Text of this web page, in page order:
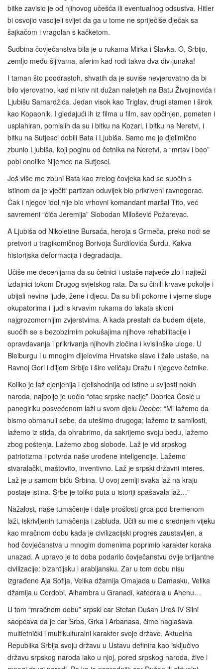
bitke zavisio je od njihovog učešća ili eventualnog odsustva. Hitler
bi osvojio vascijeli svijet da ga u tome ne spriječiše dječak sa
šajkačom i vragolan s kačketom.
Sudbina čovječanstva bila je u rukama Mirka i Slavka. O, Srbijo,
zemljo među šljivama, aferim kad rodi takva dva div-junaka!
I taman što poodrastoh, shvatih da je suviše nevjerovatno da bi
bilo vjerovatno, kad ni kriv nit dužan naletjeh na Batu Živojinovića i
Ljubišu Samardžića. Jedan visok kao Triglav, drugi stamen i širok
kao Kopaonik. I gledajući ih iz filma u film, sav opčinjen, pometen i
usplahiran, pomislih da su i bitku na Kozari, i bitku na Neretvi, i
bitku na Sutjesci dobili Bata i Ljubiša. Samo me je djelimično
zbunio Ljubiša, koji poginu od četnika na Neretvi, a “mrtav i beo”
pobi onolike Nijemce na Sutjesci.
Još više me zbuni Bata kao zrelog čovjeka kad se suočih s
istinom da je vječiti partizan oduvijek bio prikriveni ravnogorac.
Čak i njegov idol nije bio vrhovni komandant maršal Tito, već
savremeni “čiča Jeremija” Slobodan Milošević Požarevac.
A Ljubiša od Nikoletine Bursaća, heroja s Grmeča, preko noći se
pretvori u tragikomičnog Borivoja Šurdilovića Šurdu. Kakva
historijska deformacija i degradacija.
Učiše me decenijama da su četnici i ustaše najveće zlo i najteži
izdajnici tokom Drugog svjetskog rata. Da su činili krvave pokolje i
ubijali nevine ljude, žene i djecu. Da su bili pokorne i vjerne sluge
okupatorima i ljudi s krvavim rukama do lakata skloni
najgrozomornijim zvjerstvima. A kada prestah da budem dijete,
suočih se s bezobzirnim pokušajima njihove rehabilitacije i
opravdavanja i prikrivanja njihovih zločina i kvislinške uloge. U
Bleiburgu i u mnogim dijelovima Hrvatske slave i žale ustaše, na
Ravnoj Gori i diljem Srbije i šire veličaju Dražu i njegove četnike.
Koliko je laž cjenjenija i cjelishodnija od istine u svijesti nekih
naroda, najbolje je uočio “otac srpske nacije” Dobrica Ćosić u
panegiriku posvećenom laži u svom djelu Deobe: “Mi lažemo da
bismo obmanuli sebe, da utešimo drugoga; lažemo iz samilosti,
lažemo iz stida, da ohrabrimo, da sakrijemo svoju bedu, lažemo
zbog poštenja. Lažemo zbog slobode. Laž je vid srpskog
patriotizma i potvrda naše urođene inteligencije. Lažemo
stvaralački, maštovito, inventivno. Laž je srpski državni interes.
Laž je u samom biću Srbina. U ovoj zemlji svaka laž na kraju
postaje istina. Srbe je toliko puta u istoriji spašavala laž…”
Nažalost, naše tumačenje i dalje prošlosti grca pod bremenom
laži, iskrivljenih tumačenja i zabluda. Učili su me o srednjem vijeku
kao mračnom dobu kada je civilizacijski progres zaustavljen, a
hod čovječanstva u mnogim domenima poprimio karakter koraka
unazad. A upravo je to doba podarilo čovječanstvu dvije briljantne
civilizacije: bizantijsku i arabljansku. Zar u tom dobu nisu
izgrađene Aja Sofija, Velika džamija Omajada u Damasku, Velika
džamija u Cordobi, Alhambra u Granadi, katedrala u Ahenu…
U tom “mračnom dobu” srpski car Stefan Dušan Uroš IV Silni
saopćava da je car Srba, Grka i Arbanasa, čime naglašava
multietnički i multikulturalni karakter svoje države. Aktuelna
Republika Srbija svoju državu u Ustavu definira kao isključivo
državu srpskog naroda iako u njoj, pored srpskog naroda, žive i